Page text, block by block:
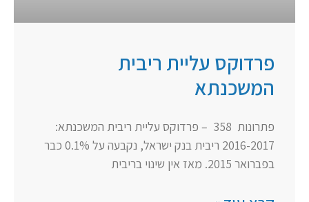
פרדוקס עליית ריבית
המשכנתא
פתרונות 358 – פרדוקס עליית ריבית המשכנתא:
2016-2017 ריבית בנק ישראל, נקבעה על 0.1% כבר
בפברואר 2015. מאז אין שינוי בריבית